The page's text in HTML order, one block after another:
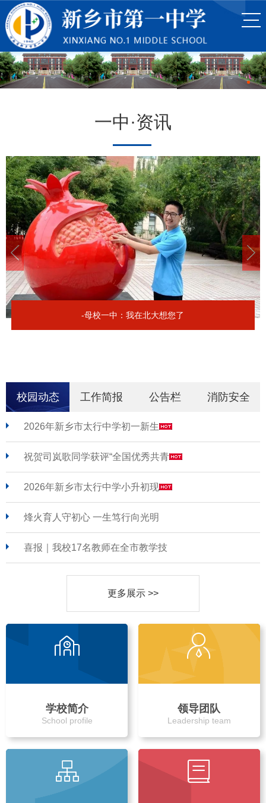
一中·资讯
-母校一中：我在北大想您了
校园动态 工作简报 公告栏 消防安全
2026年新乡市太行中学初一新生
祝贺司岚歌同学获评“全国优秀共青
2026年新乡市太行中学小升初现
烽火育人守初心 一生笃行向光明
喜报｜我校17名教师在全市教学技
更多展示 >>
学校简介
School profile
领导团队
Leadership team